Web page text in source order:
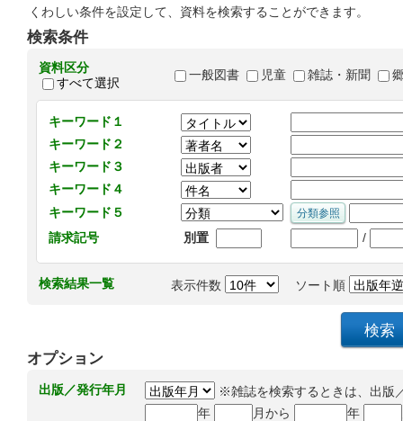
くわしい条件を設定して、資料を検索することができます。
検索条件
資料区分
すべて選択
一般図書 児童 雑誌・新聞
キーワード１
キーワード２
キーワード３
キーワード４
キーワード５
請求記号
別置 /
検索結果一覧 表示件数 ソート順
オプション
出版／発行年月
※雑誌を検索するときは、出版
年
月から 年